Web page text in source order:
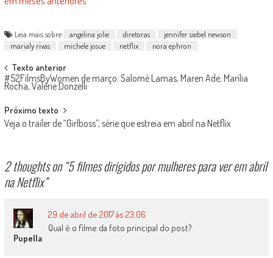
Leia mais sobre angelina jolie diretoras
jennifer siebel newson
marialy rivas
michele josue netflix nora ephron
Post
navigation
Texto anterior
#52FilmsByWomen de março: Salomé Lamas, Maren Ade, Marília
Rocha, Valérie Donzelli
Próximo texto
Veja o trailer de “Girlboss”, série que estreia em abril na Netflix
2 thoughts on “5 filmes dirigidos por mulheres para ver em abril
na Netflix”
Pupella
29 de abril de 2017 às 23:06
Qual é o filme da foto principal do post?